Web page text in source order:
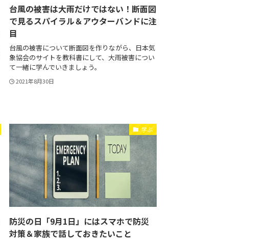
台風の被害は大雨だけではない！断面図
で見るスパイラル＆アウターバンドに注
目
台風の被害について断面図を作りながら、日本気
象協会のサイトを教科書にして、大雨被害につい
て一緒に学んでいきましょう。
2021年8月30日
学ぶ
防災の日「9月1日」にはスマホで防災
対策＆家族で話しておきたいこと